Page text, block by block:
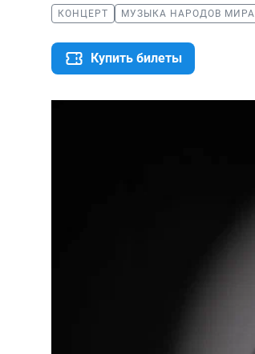
КОНЦЕРТ МУЗЫКА НАРОДОВ МИРА
Купить билеты